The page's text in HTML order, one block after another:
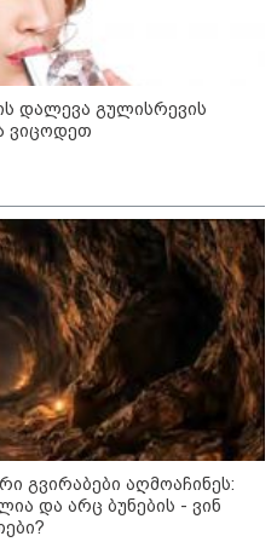
გაკეთება მოუწევს...
ჯდომის“
შეიძლება
- მირიან
ანალიზი
რომელიც 29 წელი
დალევა გულისრევის
ვიცოდეთ
გვირაბები აღმოაჩინეს:
და არც ბუნების - ვინ